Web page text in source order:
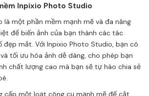
Inpixio Photo Studio
là một phần mềm mạnh mẽ và đa năng
để biến ảnh của bạn thành các tác
đẹp mắt. Với Inpixio Photo Studio, bạn có
tối ưu hóa ảnh dễ dàng, cho phép bạn
chất lượng cao mà bạn sẽ tự hào chia sẻ
cấp một loạt công cụ mạnh mẽ để cắt